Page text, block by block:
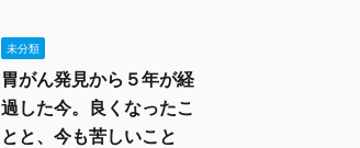
未分類
胃がん発見から５年が経
過した今。良くなったこ
とと、今も苦しいこと